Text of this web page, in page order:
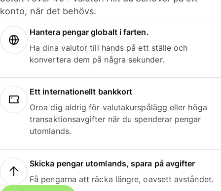
konto, när det behövs.
Hantera pengar globalt i farten.
Ha dina valutor till hands på ett ställe och
konvertera dem på några sekunder.
Ett internationellt bankkort
Oroa dig aldrig för valutakurspålägg eller höga
transaktionsavgifter när du spenderar pengar
utomlands.
Skicka pengar utomlands, spara på avgifter
Få pengarna att räcka längre, oavsett avståndet.